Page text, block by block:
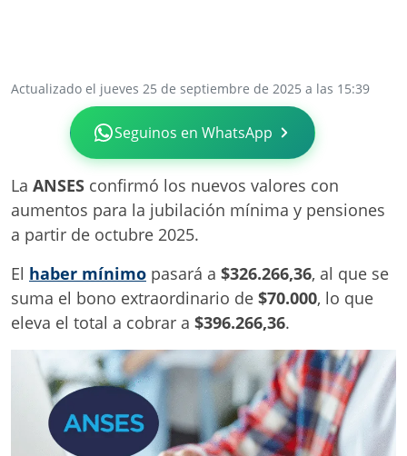
Actualizado el jueves 25 de septiembre de 2025 a las 15:39
Seguinos en WhatsApp
La ANSES confirmó los nuevos valores con
aumentos para la jubilación mínima y pensiones
a partir de octubre 2025.
El haber mínimo pasará a $326.266,36, al que se
suma el bono extraordinario de $70.000, lo que
eleva el total a cobrar a $396.266,36.